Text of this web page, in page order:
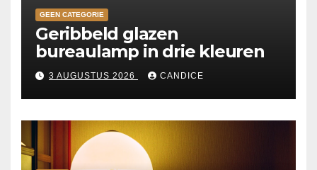
GEEN CATEGORIE
Geribbeld glazen
bureaulamp in drie kleuren
3 AUGUSTUS 2026 CANDICE